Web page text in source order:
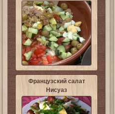
Французский салат
Нисуаз